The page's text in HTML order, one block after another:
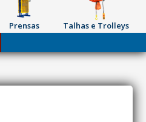
Prensas
Talhas e Trolleys